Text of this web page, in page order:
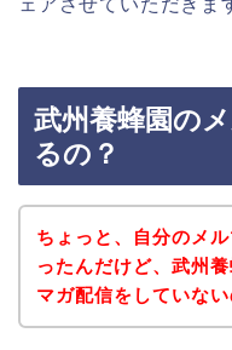
武州養蜂園の
るの？
ちょっと、自分のメ
ったんだけど、武州
マガ配信をしていな